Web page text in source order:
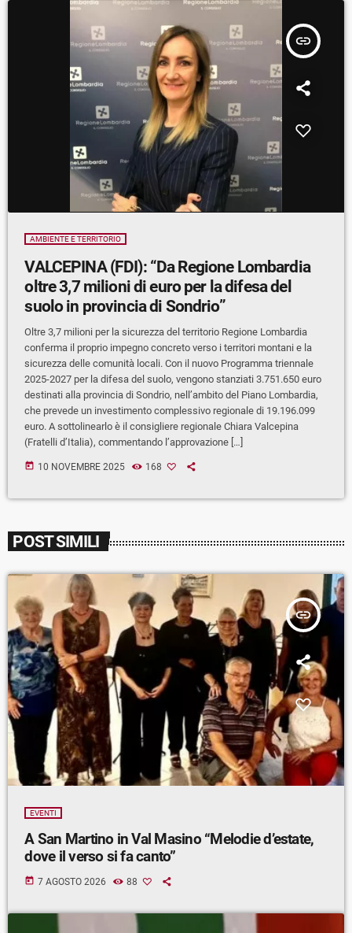
insert_link
AMBIENTE E TERRITORIO
VALCEPINA (FDI): “Da Regione Lombardia
oltre 3,7 milioni di euro per la difesa del
suolo in provincia di Sondrio”
Oltre 3,7 milioni per la sicurezza del territorio Regione Lombardia
conferma il proprio impegno concreto verso i territori montani e la
sicurezza delle comunità locali. Con il nuovo Programma triennale
2025-2027 per la difesa del suolo, vengono stanziati 3.751.650 euro
destinati alla provincia di Sondrio, nell’ambito del Piano Lombardia,
che prevede un investimento complessivo regionale di 19.196.099
euro. A sottolinearlo è il consigliere regionale Chiara Valcepina
(Fratelli d’Italia), commentando l’approvazione […]
today 10 NOVEMBRE 2025 168
POST SIMILI
insert_link
EVENTI
A San Martino in Val Masino “Melodie d’estate,
dove il verso si fa canto”
today 7 AGOSTO 2026 88